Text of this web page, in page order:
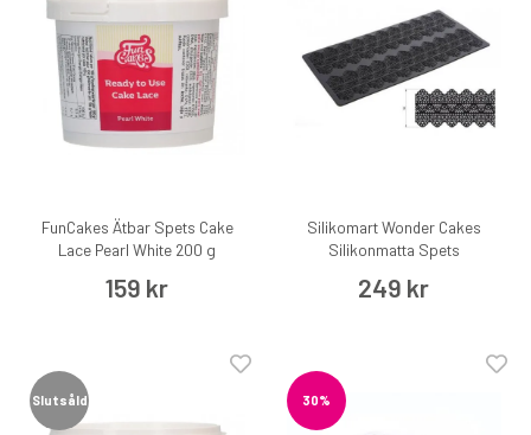
FunCakes Ätbar Spets Cake
Lace Pearl White 200 g
159 kr
Silikomart Wonder Cakes
Silikonmatta Spets
249 kr
Slutsåld 30%